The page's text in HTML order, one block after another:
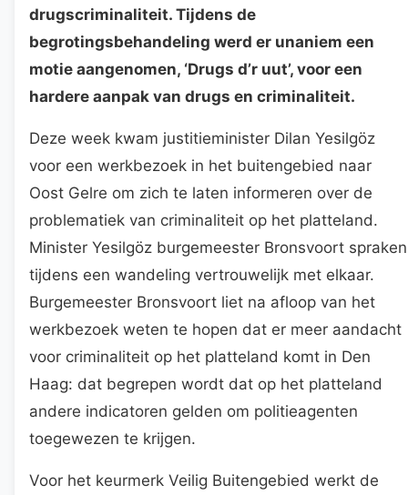
drugscriminaliteit. Tijdens de
begrotingsbehandeling werd er unaniem een
motie aangenomen, ‘Drugs d’r uut’, voor een
hardere aanpak van drugs en criminaliteit.
Deze week kwam justitieminister Dilan Yesilgöz
voor een werkbezoek in het buitengebied naar
Oost Gelre om zich te laten informeren over de
problematiek van criminaliteit op het platteland.
Minister Yesilgöz burgemeester Bronsvoort spraken
tijdens een wandeling vertrouwelijk met elkaar.
Burgemeester Bronsvoort liet na afloop van het
werkbezoek weten te hopen dat er meer aandacht
voor criminaliteit op het platteland komt in Den
Haag: dat begrepen wordt dat op het platteland
andere indicatoren gelden om politieagenten
toegewezen te krijgen.
Voor het keurmerk Veilig Buitengebied werkt de